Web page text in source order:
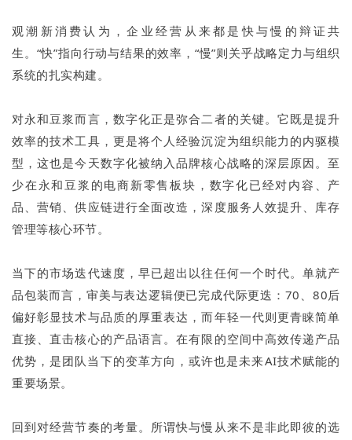
观潮新消费认为，企业经营从来都是快与慢的辩证共
生。“快”指向行动与结果的效率，“慢”则关乎战略定力与组织
系统的扎实构建。
对永和豆浆而言，数字化正是弥合二者的关键。它既是提升
效率的技术工具，更是将个人经验沉淀为组织能力的内驱模
型，这也是今天数字化被纳入品牌核心战略的深层原因。至
少在永和豆浆的电商新零售板块，数字化已经对内容、产
品、营销、供应链进行全面改造，深度服务人效提升、库存
管理等核心环节。
当下的市场迭代速度，早已超出以往任何一个时代。单就产
品包装而言，审美与表达逻辑便已完成代际更迭：70、80后
偏好彰显技术与品质的厚重表达，而年轻一代则更青睐简单
直接、直击核心的产品语言。在有限的空间中高效传递产品
优势，是团队当下的变革方向，或许也是未来AI技术赋能的
重要场景。
回到对经营节奏的考量。所谓快与慢从来不是非此即彼的选